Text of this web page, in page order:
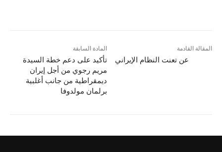
المادة السابقة
تأکید علی دعم خطة السيدة
مريم رجوي من أجل إيران
ديمقراطية من جانب أغلبية
برلمان مولدوفا
المقالة القادمة
عن تعنت النظام الإيراني